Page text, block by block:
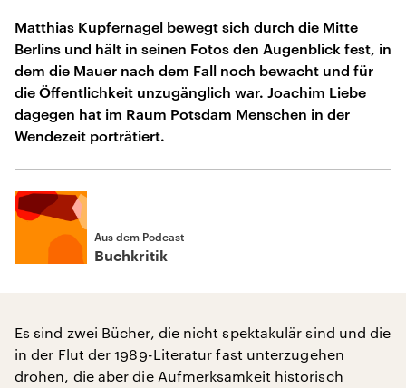
Matthias Kupfernagel bewegt sich durch die Mitte
Berlins und hält in seinen Fotos den Augenblick fest, in
dem die Mauer nach dem Fall noch bewacht und für
die Öffentlichkeit unzugänglich war. Joachim Liebe
dagegen hat im Raum Potsdam Menschen in der
Wendezeit porträtiert.
Aus dem Podcast
Buchkritik
Es sind zwei Bücher, die nicht spektakulär sind und die
in der Flut der 1989-Literatur fast unterzugehen
drohen, die aber die Aufmerksamkeit historisch